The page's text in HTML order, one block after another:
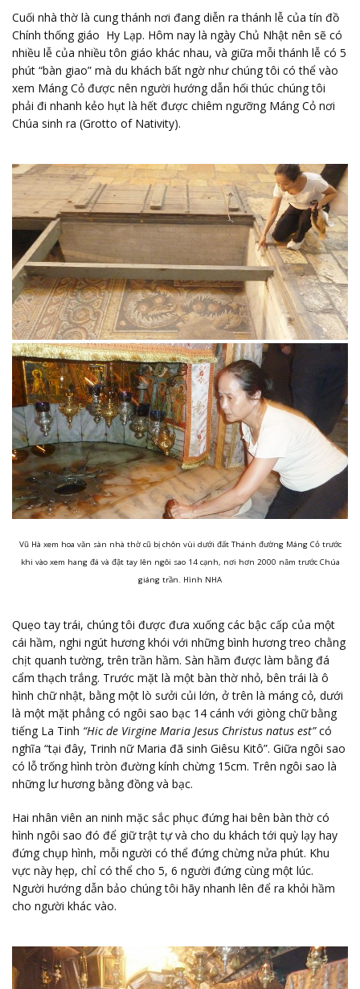
Cuối nhà thờ là cung thánh nơi đang diễn ra thánh lễ của tín đồ
Chính thống giáo Hy Lạp. Hôm nay là ngày Chủ Nhật nên sẽ có
nhiều lễ của nhiều tôn giáo khác nhau, và giữa mỗi thánh lễ có 5
phút “bàn giao” mà du khách bất ngờ như chúng tôi có thể vào
xem Máng Cỏ được nên người hướng dẫn hối thúc chúng tôi
phải đi nhanh kẻo hụt là hết được chiêm ngưỡng Máng Cỏ nơi
Chúa sinh ra (Grotto of Nativity).
Vũ Hà xem hoa văn sàn nhà thờ cũ bị chôn vùi dưới đất Thánh đường Máng Cỏ trước
khi vào xem hang đá và đặt tay lên ngôi sao 14 cạnh, nơi hơn 2000 năm trước Chúa
giáng trần. Hình NHA
Quẹo tay trái, chúng tôi được đưa xuống các bậc cấp của một
cái hầm, nghi ngút hương khói với những bình hương treo chằng
chịt quanh tường, trên trần hầm. Sàn hầm được làm bằng đá
cẩm thạch trắng. Trước mặt là một bàn thờ nhỏ, bên trái là ô
hình chữ nhật, bằng một lò sưởi củi lớn, ở trên là máng cỏ, dưới
là một mặt phẳng có ngôi sao bạc 14 cánh với giòng chữ bằng
tiếng La Tinh “Hic de Virgine Maria Jesus Christus natus est”có
nghĩa “tại đây, Trinh nữ Maria đã sinh Giêsu Kitô”. Giữa ngôi sao
có lỗ trống hình tròn đường kính chừng 15cm. Trên ngôi sao là
những lư hương bằng đồng và bạc.
Hai nhân viên an ninh mặc sắc phục đứng hai bên bàn thờ có
hình ngôi sao đó để giữ trật tự và cho du khách tới quỳ lạy hay
đứng chụp hình, mỗi người có thể đứng chừng nửa phút. Khu
vực này hẹp, chỉ có thể cho 5, 6 người đứng cùng một lúc.
Người hướng dẫn bảo chúng tôi hãy nhanh lên để ra khỏi hầm
cho người khác vào.